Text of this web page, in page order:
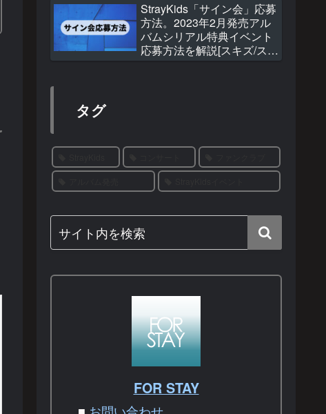
StrayKids「サイン会」応募
方法。2023年2月発売アル
バムシリアル特典イベント
応募方法を解説[スキズ/スト
レイキッズ]THE
タグ
FOR STAY